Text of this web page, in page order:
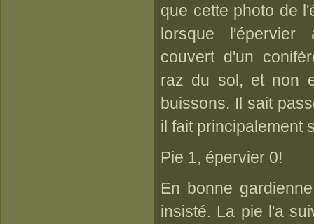
que cette photo de
lorsque
couvert d'un
raz du sol, et non
buissons. Il sait
il fait principalement
Pie 1, épervier 0!
En bonne
insisté. La pie l'a